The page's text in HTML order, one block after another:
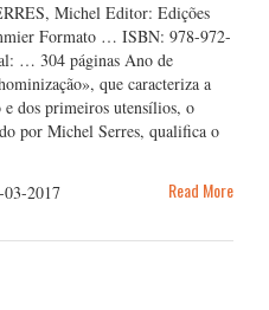
Michel Editor: Edições
Formato … ISBN: 978-972-
… 304 páginas Ano de
que caracteriza a
dos primeiros utensílios, o
por Michel Serres, qualifica o
03-2017 Read More